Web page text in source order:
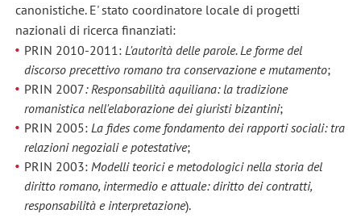
canonistiche. E' stato coordinatore locale di progetti
nazionali di ricerca finanziati:
PRIN 2010-2011:L'autorità delle parole. Le forme del
discorso precettivo romano tra conservazione e mutamento;
PRIN 2007: Responsabilità aquiliana: la tradizione
romanistica nell'elaborazione dei giuristi bizantini;
PRIN 2005:La fides come fondamento dei rapporti sociali: tra
relazioni negoziali e potestative;
PRIN 2003:Modelli teorici e metodologici nella storia del
diritto romano, intermedio e attuale: diritto dei contratti,
responsabilità e interpretazione).